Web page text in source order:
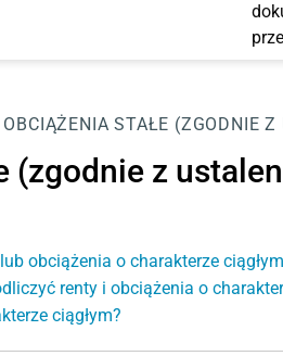
OBCIĄŻENIA STAŁE (ZGODNIE Z
(zgodnie z
obciążenia o charakterze
renty i obciążenia o
ciągłym?